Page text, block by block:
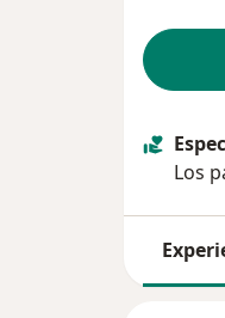
Los